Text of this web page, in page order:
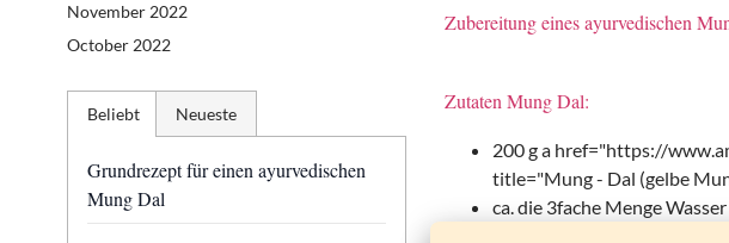
November 2022
October 2022
Beliebt
Grundrezept für einen ayurvedischen
Mung Dal
Neueste
Zubereitung eines ayurvedischen
Zutaten Mung Dal:
200 g a href="https://
title="Mung - Dal (gelbe
ca. die 3fache Menge Wasser